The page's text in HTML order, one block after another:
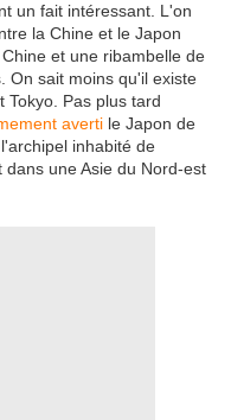
un fait intéressant. L'on
la Chine et le Japon
et une ribambelle de
On sait moins qu'il existe
Tokyo. Pas plus tard
averti le Japon de
inhabité de
une Asie du Nord-est